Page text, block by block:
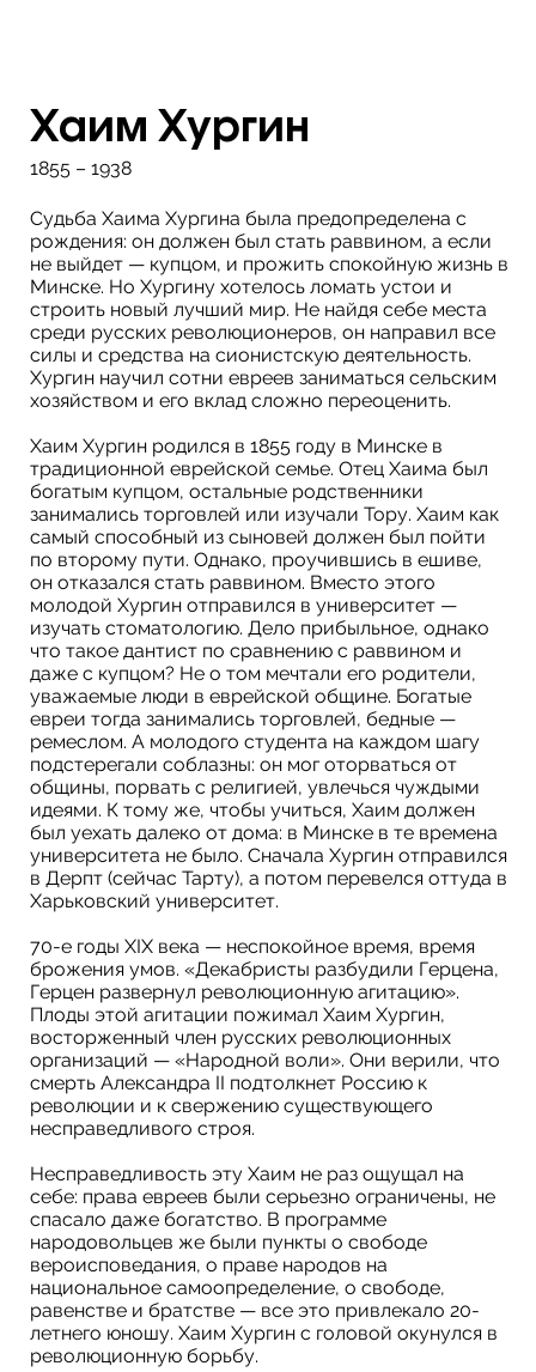
Хаим Хургин
1855 – 1938
Судьба Хаима Хургина была предопределена с
рождения: он должен был стать раввином, а если
не выйдет — купцом, и прожить спокойную жизнь в
Минске. Но Хургину хотелось ломать устои и
строить новый лучший мир. Не найдя себе места
среди русских революционеров, он направил все
силы и средства на сионистскую деятельность.
Хургин научил сотни евреев заниматься сельским
хозяйством и его вклад сложно переоценить.
Хаим Хургин родился в 1855 году в Минске в
традиционной еврейской семье. Отец Хаима был
богатым купцом, остальные родственники
занимались торговлей или изучали Тору. Хаим как
самый способный из сыновей должен был пойти
по второму пути. Однако, проучившись в ешиве,
он отказался стать раввином. Вместо этого
молодой Хургин отправился в университет —
изучать стоматологию. Дело прибыльное, однако
что такое дантист по сравнению с раввином и
даже с купцом? Не о том мечтали его родители,
уважаемые люди в еврейской общине. Богатые
евреи тогда занимались торговлей, бедные —
ремеслом. А молодого студента на каждом шагу
подстерегали соблазны: он мог оторваться от
общины, порвать с религией, увлечься чуждыми
идеями. К тому же, чтобы учиться, Хаим должен
был уехать далеко от дома: в Минске в те времена
университета не было. Сначала Хургин отправился
в Дерпт (сейчас Тарту), а потом перевелся оттуда в
Харьковский университет.
70-е годы XIX века — неспокойное время, время
брожения умов. «Декабристы разбудили Герцена,
Герцен развернул революционную агитацию».
Плоды этой агитации пожимал Хаим Хургин,
восторженный член русских революционных
организаций — «Народной воли». Они верили, что
смерть Александра II подтолкнет Россию к
революции и к свержению существующего
несправедливого строя.
Несправедливость эту Хаим не раз ощущал на
себе: права евреев были серьезно ограничены, не
спасало даже богатство. В программе
народовольцев же были пункты о свободе
вероисповедания, о праве народов на
национальное самоопределение, о свободе,
равенстве и братстве — все это привлекало 20-
летнего юношу. Хаим Хургин с головой окунулся в
революционную борьбу.